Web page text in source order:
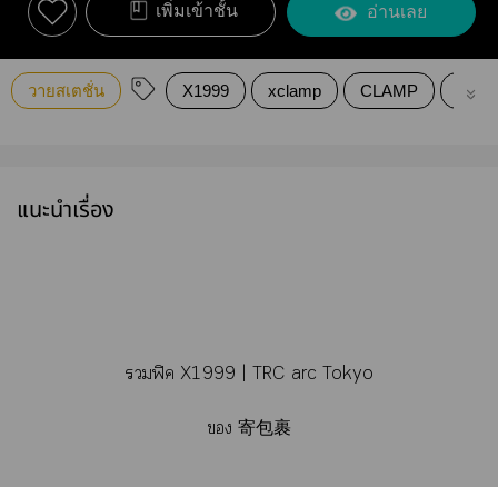
เพิ่มเข้าชั้น อ่านเลย
วายสเตชั่น X1999 xclamp CLAMP
แนะนำเรื่อง
ฟิค X1999 | TRC arc Tokyo
 寄包裹